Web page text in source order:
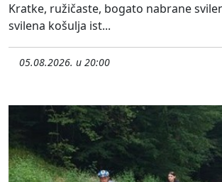
Kratke, ružičaste, bogato nabrane
svilena košulja ist...
05.08.2026. u 20:00